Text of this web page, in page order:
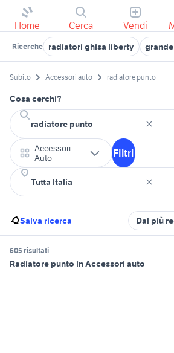
Home Cerca Vendi
Ricerche radiatori ghisa liberty
Subito Accessori auto radiatore punto
Cosa cerchi?
Accessori
Auto
Filtri
Salva ricerca Dal più
605 risultati
Radiatore punto in Accessori auto